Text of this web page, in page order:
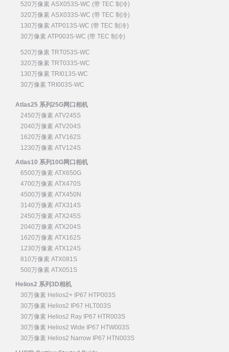
520万像素 ASX053S-WC (带 TEC 制冷)
320万像素 ASX033S-WC (带 TEC 制冷)
130万像素 ATP013S-WC (带 TEC 制冷)
30万像素 ATP003S-WC (带 TEC 制冷)
520万像素 TRT053S-WC
320万像素 TRT033S-WC
130万像素 TRI013S-WC
30万像素 TRI003S-WC
Atlas25 系列25G网口相机
2450万像素 ATV245S
2040万像素 ATV204S
1620万像素 ATV162S
1230万像素 ATV124S
Atlas10 系列10G网口相机
6500万像素 ATX650G
4700万像素 ATX470S
4500万像素 ATX450N
3140万像素 ATX314S
2450万像素 ATX245S
2040万像素 ATX204S
1620万像素 ATX162S
1230万像素 ATX124S
810万像素 ATX081S
500万像素 ATX051S
Helios2 系列3D相机
30万像素 Helios2+ IP67 HTP003S
30万像素 Helios2 IP67 HLT003S
30万像素 Helios2 Ray IP67 HTR003S
30万像素 Helios2 Wide IP67 HTW003S
30万像素 Helios2 Narrow IP67 HTN003S